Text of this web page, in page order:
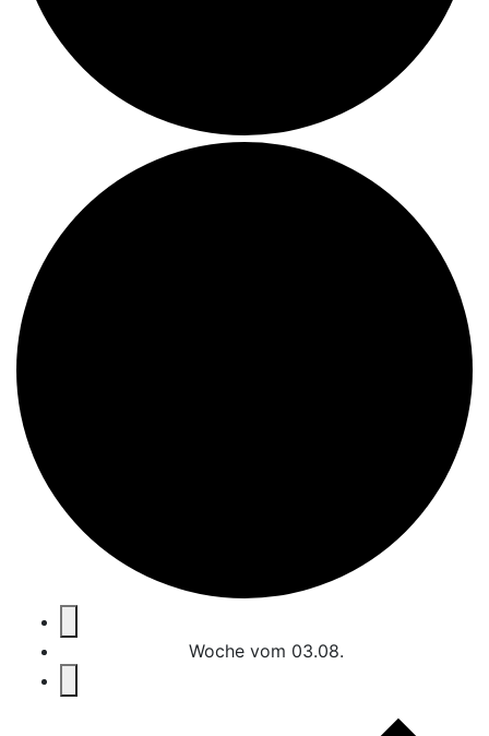
Woche vom 03.08.